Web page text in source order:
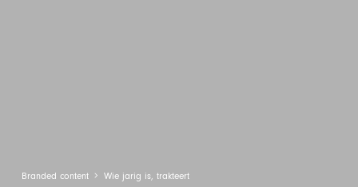
Branded content Wie jarig is, trakteert